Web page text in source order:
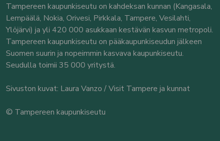
Tampereen kaupunkiseutu on kahdeksan kunnan (Kangasala,
Lempäälä, Nokia, Orivesi, Pirkkala, Tampere, Vesilahti,
Ylöjärvi) ja yli 420 000 asukkaan kestävän kasvun metropoli.
Tampereen kaupunkiseutu on pääkaupunkiseudun jälkeen
Suomen suurin ja nopeimmin kasvava kaupunkiseutu.
Seudulla toimii 35 000 yritystä.
Sivuston kuvat: Laura Vanzo / Visit Tampere ja kunnat
© Tampereen kaupunkiseutu